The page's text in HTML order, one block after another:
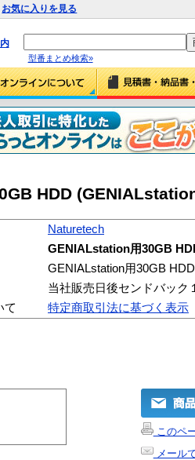
お気に入りを見る
型番まとめ検索»
HDD
Naturetech
GENIALstation用30GB
GENIALstation用30GB HDD
当社販売日後センドバック
て
特定商取引法に基づく表示
このペ
メール